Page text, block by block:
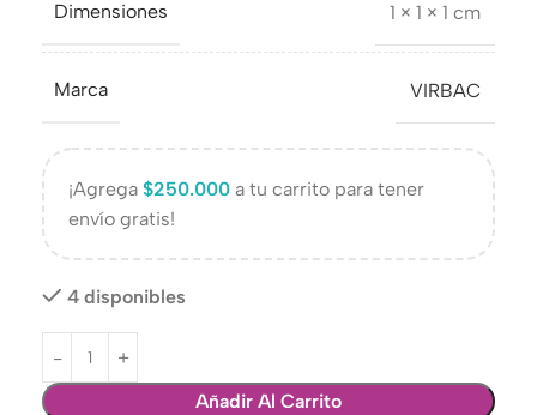
Dimensiones 1 × 1 × 1 cm
Marca VIRBAC
¡Agrega $250.000 a tu carrito para tener
envío gratis!
4 disponibles
Añadir Al Carrito